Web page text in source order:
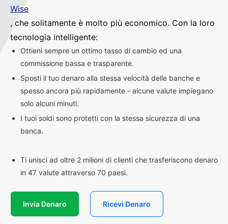
Wise
, che solitamente è molto più economico. Con la loro
tecnologia intelligente:
Ottieni sempre un ottimo tasso di cambio ed una
commissione bassa e trasparente.
Sposti il tuo denaro alla stessa velocità delle banche e
spesso ancora più rapidamente - alcune valute impiegano
solo alcuni minuti.
I tuoi soldi sono protetti con la stessa sicurezza di una
banca.
Ti unisci ad oltre 2 milioni di clienti che trasferiscono denaro
in 47 valute attraverso 70 paesi.
Invia Denaro Ricevi Denaro